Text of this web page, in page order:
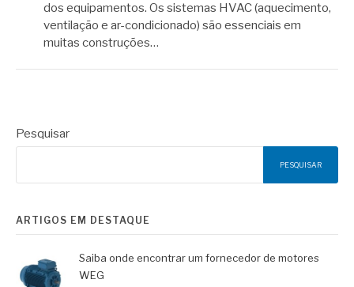
dos equipamentos. Os sistemas HVAC (aquecimento,
ventilação e ar-condicionado) são essenciais em
muitas construções…
Pesquisar
PESQUISAR
ARTIGOS EM DESTAQUE
Saiba onde encontrar um fornecedor de motores
WEG